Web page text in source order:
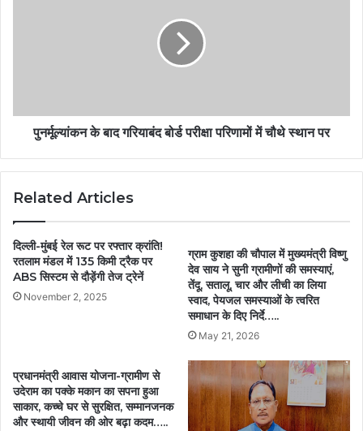
पुनर्मूल्यांकन के बाद गरियाबंद बोर्ड परीक्षा परिणामों में चौथे स्थान पर
Related Articles
दिल्ली-मुंबई रेल रूट पर रफ्तार क्रांति!
रतलाम मंडल में 135 किमी ट्रैक पर
ABS सिस्टम से दौड़ेंगी तेज ट्रेनें
November 2, 2025
ग्राम कुशहा की चौपाल में मुख्यमंत्री विष्णु
देव साय ने सुनी ग्रामीणों की समस्याएं,
तेंदू, सतालू, चार और लीची का लिया
स्वाद, पेयजल समस्याओं के त्वरित
समाधान के दिए निर्दे…..
May 21, 2026
प्रधानमंत्री आवास योजना-ग्रामीण से
उदेराम का पक्के मकान का सपना हुआ
साकार, कच्चे घर से सुरक्षित, सम्मानजनक
और स्थायी जीवन की ओर बढ़ा कदम…..